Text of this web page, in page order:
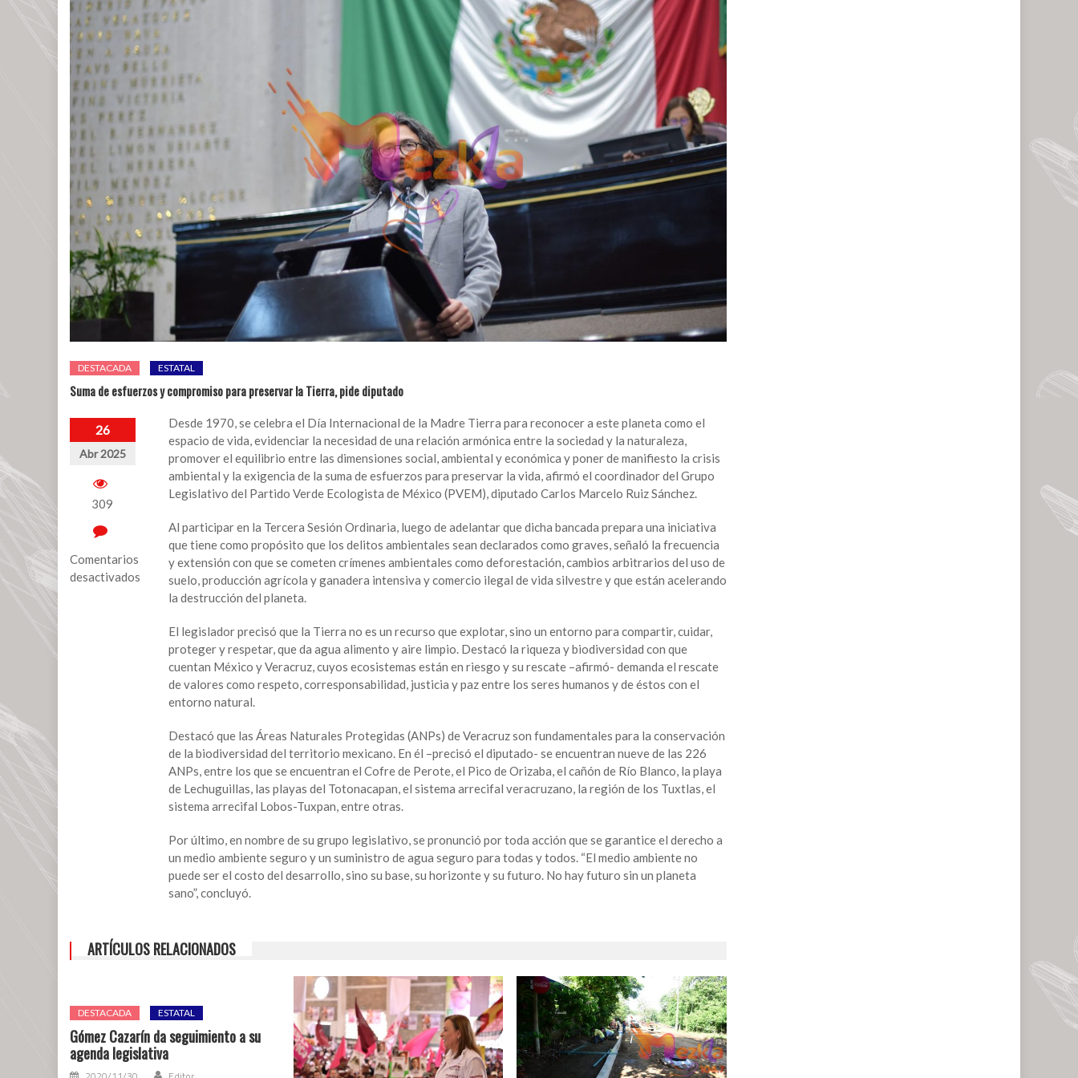
DESTACADA ESTATAL
Suma de esfuerzos y compromiso para preservar la Tierra, pide diputado
26
Abr 2025
309
Comentarios
desactivados
Desde 1970, se celebra el Día Internacional de la Madre Tierra para reconocer a este planeta como el
espacio de vida, evidenciar la necesidad de una relación armónica entre la sociedad y la naturaleza,
promover el equilibrio entre las dimensiones social, ambiental y económica y poner de manifiesto la crisis
ambiental y la exigencia de la suma de esfuerzos para preservar la vida, afirmó el coordinador del Grupo
Legislativo del Partido Verde Ecologista de México (PVEM), diputado Carlos Marcelo Ruiz Sánchez.
Al participar en la Tercera Sesión Ordinaria, luego de adelantar que dicha bancada prepara una iniciativa
que tiene como propósito que los delitos ambientales sean declarados como graves, señaló la frecuencia
y extensión con que se cometen crímenes ambientales como deforestación, cambios arbitrarios del uso de
suelo, producción agrícola y ganadera intensiva y comercio ilegal de vida silvestre y que están acelerando
la destrucción del planeta.
El legislador precisó que la Tierra no es un recurso que explotar, sino un entorno para compartir, cuidar,
proteger y respetar, que da agua alimento y aire limpio. Destacó la riqueza y biodiversidad con que
cuentan México y Veracruz, cuyos ecosistemas están en riesgo y su rescate –afirmó- demanda el rescate
de valores como respeto, corresponsabilidad, justicia y paz entre los seres humanos y de éstos con el
entorno natural.
Destacó que las Áreas Naturales Protegidas (ANPs) de Veracruz son fundamentales para la conservación
de la biodiversidad del territorio mexicano. En él –precisó el diputado- se encuentran nueve de las 226
ANPs, entre los que se encuentran el Cofre de Perote, el Pico de Orizaba, el cañón de Río Blanco, la playa
de Lechuguillas, las playas del Totonacapan, el sistema arrecifal veracruzano, la región de los Tuxtlas, el
sistema arrecifal Lobos-Tuxpan, entre otras.
Por último, en nombre de su grupo legislativo, se pronunció por toda acción que se garantice el derecho a
un medio ambiente seguro y un suministro de agua seguro para todas y todos. “El medio ambiente no
puede ser el costo del desarrollo, sino su base, su horizonte y su futuro. No hay futuro sin un planeta
sano”, concluyó.
ARTÍCULOS RELACIONADOS
DESTACADA ESTATAL
Gómez Cazarín da seguimiento a su
agenda legislativa